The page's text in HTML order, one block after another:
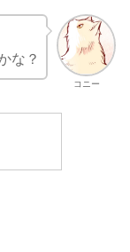
コニー
な？